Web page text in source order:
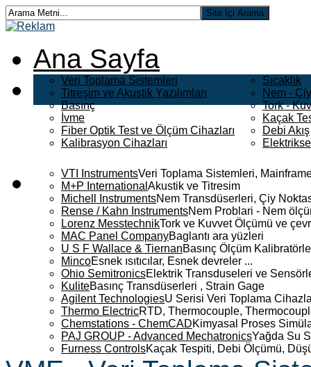
Ana Sayfa
Veri Toplama Sistemleri
Titreşim ve Akustik Yazılımları
Basınç
İvme
Fiber Optik Test ve Ölçüm Cihazları
Kalibrasyon Cihazları
Sıcaklık
Nem -
Tork -
Kaçak
Debi Akış
VTI InstrumentsVeri Toplama Sistemleri,
M+P International Akustik ve Titresim
Michell InstrumentsNem Transdüserleri, Çiy
Rense / Kahn InstrumentsNem Problari - Nem
Lorenz MesstechnikTork ve Kuvvet Ölçümü ve
MAC Panel CompanyBaglantı ara yüzleri
U S F Wallace & TiernanBasınç Ölçüm
MincoEsnek ısıtıcılar, Esnek devreler ...
Ohio SemitronicsElektrik Transduseleri ve
KuliteBasınç Transdüserleri , Strain Gage
Agilent TechnologiesU Serisi Veri Toplama
Thermo ElectricRTD, Thermocouple,
Chemstations - ChemCADKimyasal Proses
PAJ GROUP - Advanced MechatronicsYağda Su
Furness ControlsKaçak Tespiti, Debi Ölçümü,